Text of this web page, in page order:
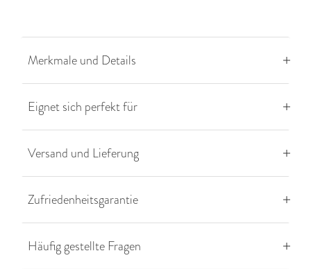
Merkmale und Details
Eignet sich perfekt für
Versand und Lieferung
Zufriedenheitsgarantie
Häufig gestellte Fragen